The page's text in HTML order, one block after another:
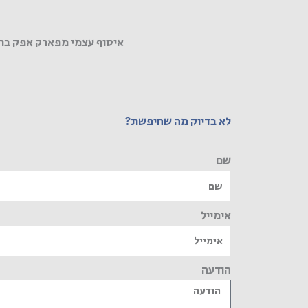
איסוף עצמי מפארק אפק
לא בדיוק מה שחיפשת?
שם
אימייל
הודעה